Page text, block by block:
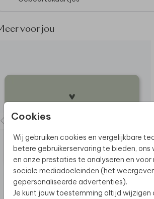
Cookies
Wij gebruiken cookies en vergelijkbare
betere gebruikerservaring te bieden, ons
en onze prestaties te analyseren en
sociale mediadoeleinden (het
gepersonaliseerde advertenties).
Je kunt jouw toestemming altijd wijzigen
standaard meegeleverd, deze kun je
voor jou